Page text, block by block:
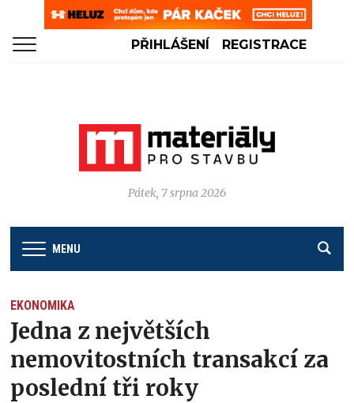
PŘIHLÁŠENÍ REGISTRACE
Pátek, 7 srpna 2026
MENU
EKONOMIKA
Jedna z největších
nemovitostních transakcí za
poslední tři roky